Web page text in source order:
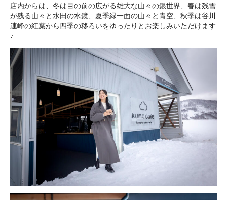
店内からは、冬は目の前の広がる雄大な山々の銀世界、春は残雪
が残る山々と水田の水鏡、夏季緑一面の山々と青空、秋季は谷川
連峰の紅葉から四季の移ろいをゆったりとお楽しみいただけます
♪